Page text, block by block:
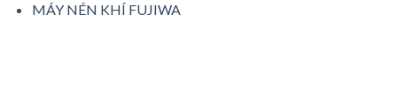
MÁY NÉN KHÍ FUJIWA